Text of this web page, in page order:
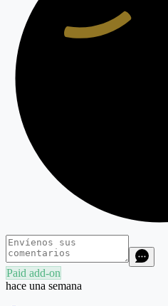
Paid add-on
hace una semana